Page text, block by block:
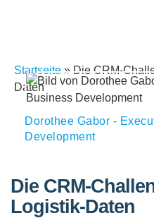
Startseite » Die CRM-
Daten
Dorothee Gabor -
Development
Die CRM-
Logistik-Daten